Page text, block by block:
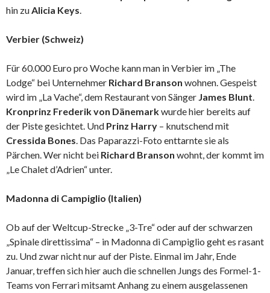
hin zuAlicia Keys.
Verbier (Schweiz)
Für 60.000 Euro pro Woche kann man in Verbier im „The
Lodge“ bei Unternehmer Richard Branson wohnen. Gespeist
wird im „La Vache“, dem Restaurant von Sänger James Blunt.
Kronprinz Frederik von Dänemarkwurde hier bereits auf
der Piste gesichtet. Und Prinz Harry – knutschend mit
Cressida Bones. Das Paparazzi-Foto enttarnte sie als
Pärchen. Wer nicht bei Richard Branson wohnt, der kommt im
„Le Chalet d’Adrien“ unter.
Madonna di Campiglio (Italien)
Ob auf der Weltcup-Strecke „3-Tre“ oder auf der schwarzen
„Spinale direttissima“ – in Madonna di Campiglio geht es rasant
zu. Und zwar nicht nur auf der Piste. Einmal im Jahr, Ende
Januar, treffen sich hier auch die schnellen Jungs des Formel-1-
Teams von Ferrari mitsamt Anhang zu einem ausgelassenen